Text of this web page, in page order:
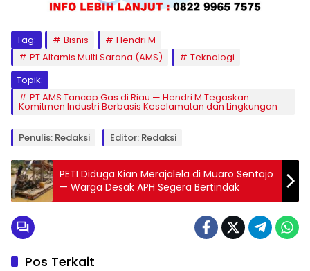
Tag: Bisnis
Hendri M
PT Altamis Multi Sarana (AMS)
Teknologi
Topik:
PT AMS Tancap Gas di Riau — Hendri M Tegaskan
Komitmen Industri Berbasis Keselamatan dan Lingkungan
Penulis: Redaksi Editor: Redaksi
PETI Diduga Kian Merajalela di Muaro Sentajo
— Warga Desak APH Segera Bertindak
Pos Terkait